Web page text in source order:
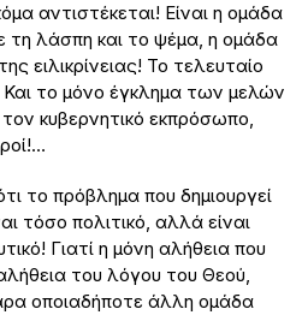
αντιστέκεται! Είναι η ομάδα
τη λάσπη και το ψέμα, η ομάδα
ειλικρίνειας! Το τελευταίο
το μόνο έγκλημα των μελών
κυβερνητικό εκπρόσωπο,
το πρόβλημα που δημιουργεί
τόσο πολιτικό, αλλά είναι
Γιατί η μόνη αλήθεια που
του λόγου του Θεού,
οποιαδήποτε άλλη ομάδα